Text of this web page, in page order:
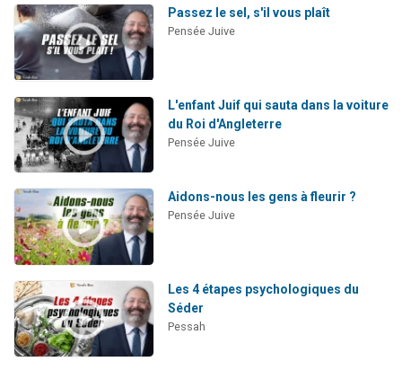
Passez le sel, s'il vous plaît
Pensée Juive
L'enfant Juif qui sauta dans la voiture
du Roi d'Angleterre
Pensée Juive
Aidons-nous les gens à fleurir ?
Pensée Juive
Les 4 étapes psychologiques du
Séder
Pessah